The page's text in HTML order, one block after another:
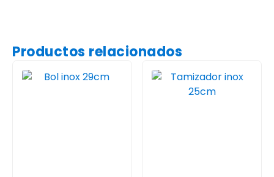
Productos relacionados